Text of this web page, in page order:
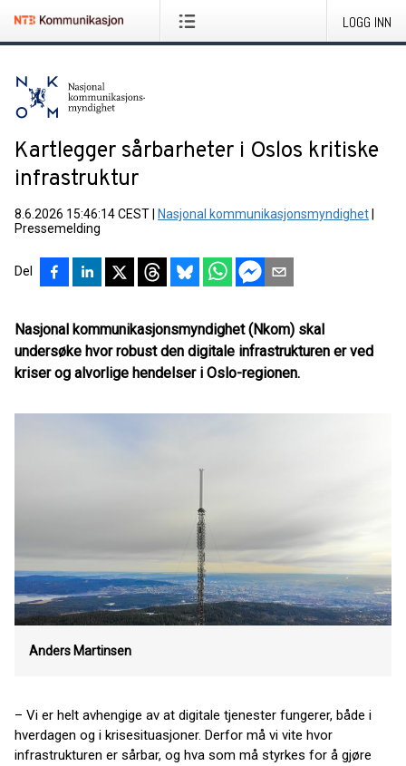
LOGG INN
Kartlegger sårbarheter i Oslos kritiske
infrastruktur
8.6.2026 15:46:14 CEST Nasjonal kommunikasjonsmyndighet
Pressemelding
Del
Nasjonal kommunikasjonsmyndighet (Nkom) skal
undersøke hvor robust den digitale infrastrukturen er ved
kriser og alvorlige hendelser i Oslo-regionen.
Anders Martinsen
– Vi er helt avhengige av at digitale tjenester fungerer, både i
hverdagen og i krisesituasjoner. Derfor må vi vite hvor
infrastrukturen er sårbar, og hva som må styrkes for å gjøre